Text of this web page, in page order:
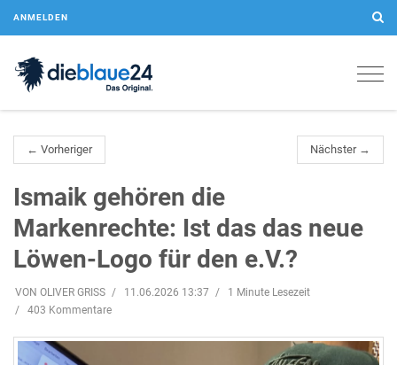
ANMELDEN
← Vorheriger Nächster →
Ismaik gehören die
Markenrechte: Ist das das neue
Löwen-Logo für den e.V.?
VON OLIVER GRISS 11.06.2026 13:37
1 Minute Lesezeit
403 Kommentare